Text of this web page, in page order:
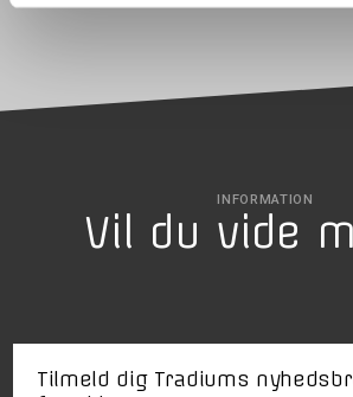
INFORMATION
Vil du vide
Tilmeld dig Tradiums